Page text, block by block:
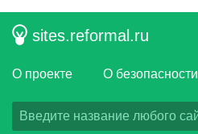
sites.reformal.ru
О проекте О безопасности